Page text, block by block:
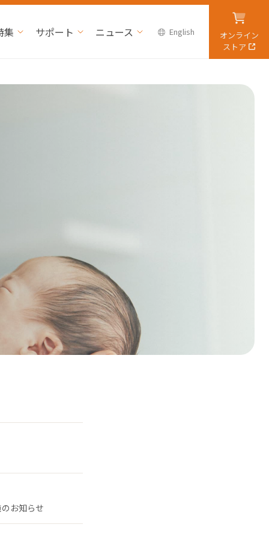
集 サポート ニュース English
オンライン
ストア
お知らせ